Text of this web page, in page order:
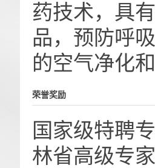
药技术，具
品，预防呼
的空气净化
荣誉奖励
国家级特聘
林省高级专